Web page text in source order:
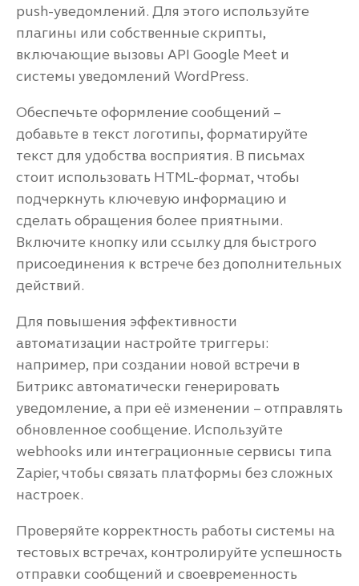
push-уведомлений. Для этого используйте
плагины или собственные скрипты,
включающие вызовы API Google Meet и
системы уведомлений WordPress.
Обеспечьте оформление сообщений –
добавьте в текст логотипы, форматируйте
текст для удобства восприятия. В письмах
стоит использовать HTML-формат, чтобы
подчеркнуть ключевую информацию и
сделать обращения более приятными.
Включите кнопку или ссылку для быстрого
присоединения к встрече без дополнительных
действий.
Для повышения эффективности
автоматизации настройте триггеры:
например, при создании новой встречи в
Битрикс автоматически генерировать
уведомление, а при её изменении – отправлять
обновленное сообщение. Используйте
webhooks или интеграционные сервисы типа
Zapier, чтобы связать платформы без сложных
настроек.
Проверяйте корректность работы системы на
тестовых встречах, контролируйте успешность
отправки сообщений и своевременность